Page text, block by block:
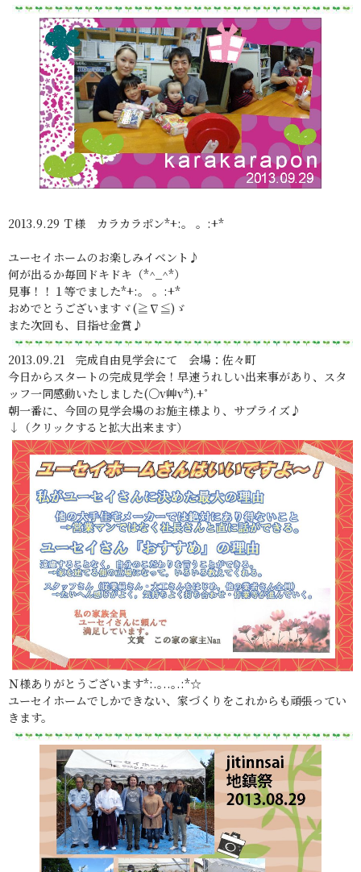
2013.9.29 Ｔ様 カラカラポン*+:。 。:+*
ユーセイホームのお楽しみイベント♪
何が出るか毎回ドキドキ（*^_^*）
見事！！１等でました*+:。 。:+*
おめでとうございますヾ(≧∇≦)ゞ
また次回も、目指せ金賞♪
2013.09.21 完成自由見学会にて 会場：佐々町
今日からスタートの完成見学会！早速うれしい出来事があり、スタ
ッフ一同感動いたしました(○v艸v*).+ﾟ
朝一番に、今回の見学会場のお施主様より、サプライズ♪
↓（クリックすると拡大出来ます）
Ｎ様ありがとうございます*:.｡..｡.:*☆
ユーセイホームでしかできない、家づくりをこれからも頑張ってい
きます。